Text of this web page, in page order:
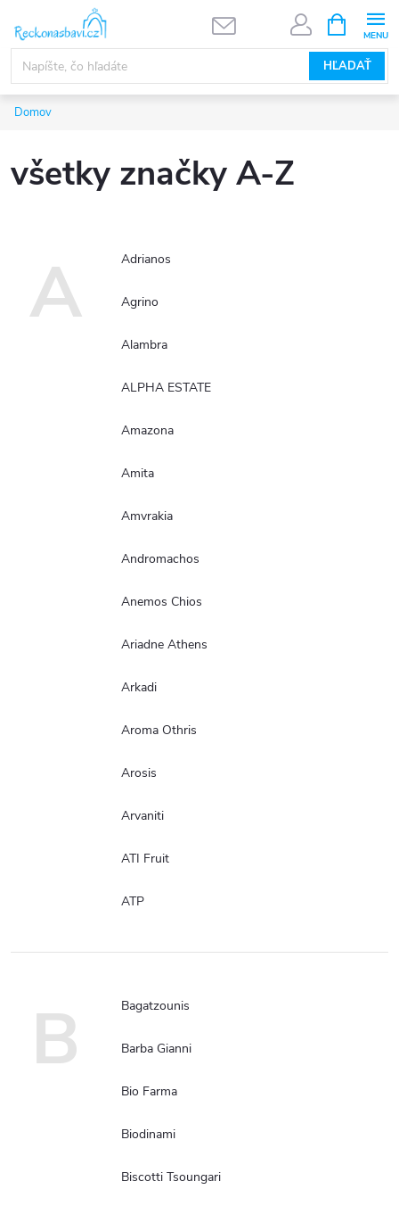
obsah
HĽADAŤ
KOŠÍK
Domov
všetky značky A-Z
A Adrianos
Agrino
Alambra
ALPHA ESTATE
Amazona
Amita
Amvrakia
Andromachos
Anemos Chios
Ariadne Athens
Arkadi
Aroma Othris
Arosis
Arvaniti
ATI Fruit
ATP
B Bagatzounis
Barba Gianni
Bio Farma
Biodinami
Biscotti Tsoungari